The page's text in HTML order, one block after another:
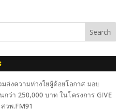
Search
ส่งความห่วงใยผู้ด้อยโอกาส มอบ
ว่า 250,000 บาท ในโครงการ GIVE
วพ.FM91